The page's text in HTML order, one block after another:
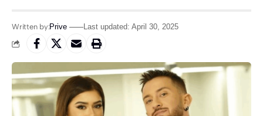
Written by:Prive Last updated: April 30, 2025